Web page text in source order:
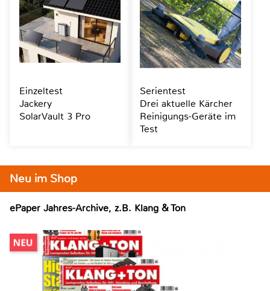
Neu im Shop
ePaper Jahres-Archive, z.B. Klang & Ton
Einzeltest
Jackery
SolarVault 3 Pro
Serientest
Drei aktuelle Kärcher
Reinigungs-Geräte im
Test